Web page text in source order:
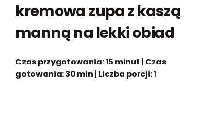
kremowa zupa z kaszą
manną na lekki obiad
Czas przygotowania: 15 minut | Czas
gotowania: 30 min | Liczba porcji: 1